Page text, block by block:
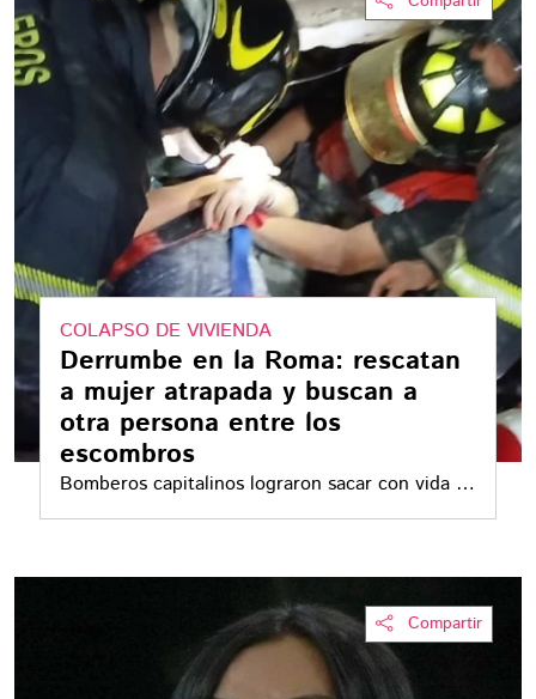
COLAPSO DE VIVIENDA
Derrumbe en la Roma: rescatan
a mujer atrapada y buscan a
otra persona entre los
escombros
Bomberos capitalinos lograron sacar con vida a
una adulta mayor, mientras continúa la
los escombros
Compartir